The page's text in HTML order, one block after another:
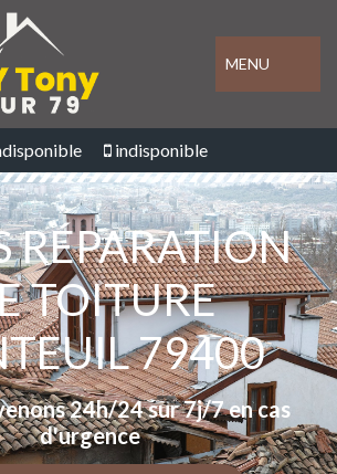
MENU
indisponible
RÉPARATION
TOITURE
79400
24h/24 sur 7j/7 en cas
d'urgence